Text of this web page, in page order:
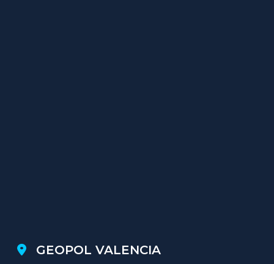
GEOPOL VALENCIA